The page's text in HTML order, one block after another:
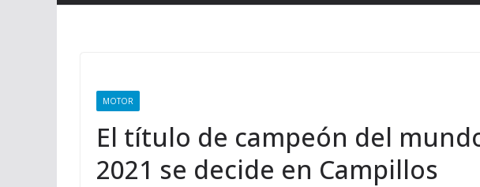
MOTOR
El título de campeón del
2021 se decide en Campillos